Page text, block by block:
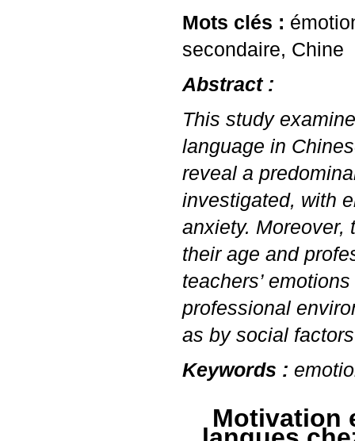
Mots clés :
secondaire, Chine
Abstract :
This study
language in
reveal a
investigated, with
anxiety. Moreover,
their age and
teachers’
professional
as by social
Keywords :
Motivation